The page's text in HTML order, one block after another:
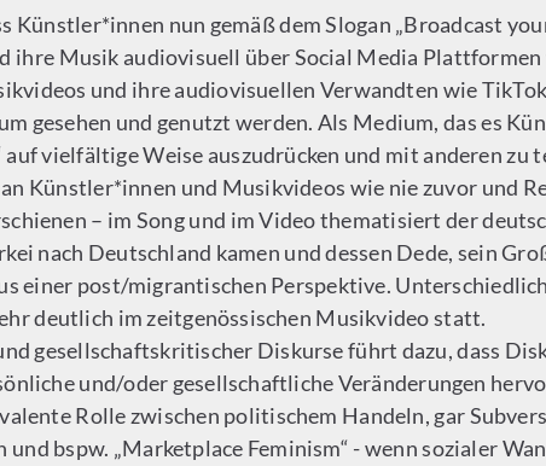
Künstler*innen nun gemäß dem Slogan „Broadcast
ihre Musik audiovisuell über Social Media
und ihre audiovisuellen Verwandten wie
gesehen und genutzt werden. Als Medium, das es
auf vielfältige Weise auszudrücken und mit anderen
Künstler*innen und Musikvideos wie nie zuvor und
– im Song und im Video thematisiert der
nach Deutschland kamen und dessen Dede, sein
einer post/migrantischen Perspektive.
deutlich im zeitgenössischen Musikvideo statt.
gesellschaftskritischer Diskurse führt dazu, dass
und/oder gesellschaftliche Veränderungen
Rolle zwischen politischem Handeln, gar
bspw. „Marketplace Feminism“ -wenn sozialer